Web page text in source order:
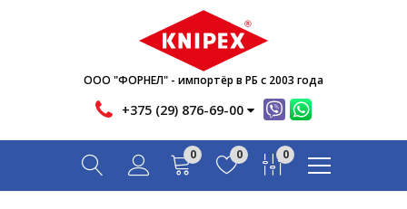
ООО "ФОРНЕЛ" - импортёр в РБ с 2003 года
+375 (29) 876-69-00
0 0 0
Новости
Акции
Инфо
Контакты
Вопрос-ответ